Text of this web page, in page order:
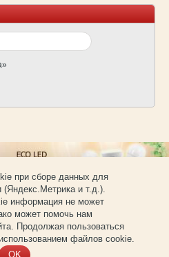
запрещено.
при сборе данных для
(Яндекс.Метрика и т.д.).
информация не может
может помочь нам
Продолжая пользоваться
файлов cookie.
OK